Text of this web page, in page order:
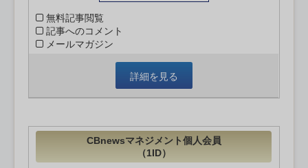
無料記事閲覧
記事へのコメント
メールマガジン
詳細を見る
CBnewsマネジメント個人会員
（1ID）